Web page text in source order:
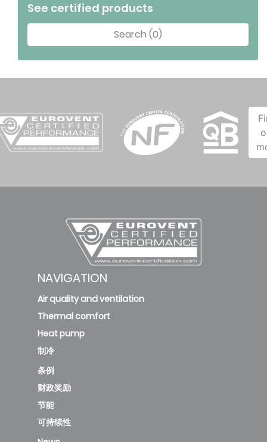
See certified products
Search (0)
NAVIGATION
Air quality and ventilation
Thermal comfort
Heat pump
制冷
条例
财政奖励
节能
可持续性